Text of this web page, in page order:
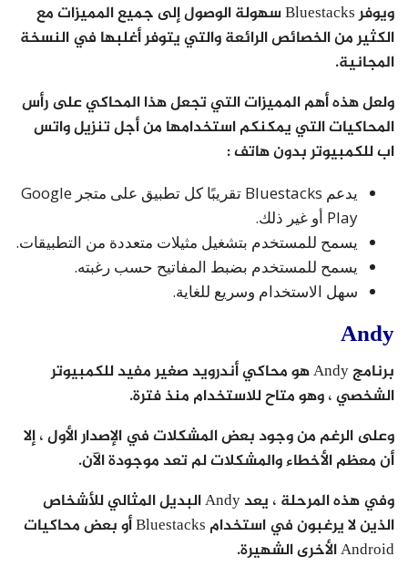
ويوفر Bluestacks سهولة الوصول إلى جميع المميزات مع
الكثير من الخصائص الرائعة والتي يتوفر أغلبها في النسخة
المجانية.
ولعل هذه أهم المميزات التي تجعل هذا المحاكي على رأس
المحاكيات التي يمكنكم استخدامها من أجل تنزيل واتس
اب للكمبيوتر بدون هاتف :
يدعم Bluestacks تقريبًا كل تطبيق على متجر Google
Play أو غير ذلك.
يسمح للمستخدم بتشغيل مثيلات متعددة من التطبيقات.
يسمح للمستخدم بضبط المفاتيح حسب رغبته.
سهل الاستخدام وسريع للغاية.
Andy
برنامج Andy هو محاكي أندرويد صغير مفيد للكمبيوتر
الشخصي ، وهو متاح للاستخدام منذ فترة.
وعلى الرغم من وجود بعض المشكلات في الإصدار الأول ، إلا
أن معظم الأخطاء والمشكلات لم تعد موجودة الآن.
وفي هذه المرحلة ، يعد Andy البديل المثالي للأشخاص
الذين لا يرغبون في استخدام Bluestacks أو بعض محاكيات
Android الأخرى الشهيرة.